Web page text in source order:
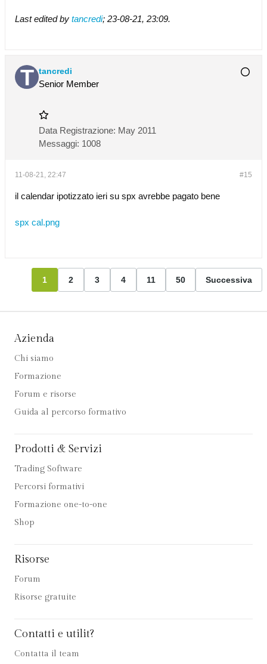
Last edited by tancredi; 23-08-21, 23:09.
tancredi
Senior Member
Data Registrazione: May 2011
Messaggi: 1008
#15
11-08-21, 22:47
il calendar ipotizzato ieri su spx avrebbe pagato bene
spx cal.png
1 2 3 4 11 50 Successiva
Azienda
Chi siamo
Formazione
Forum e risorse
Guida al percorso formativo
Prodotti & Servizi
Trading Software
Percorsi formativi
Formazione one-to-one
Shop
Risorse
Forum
Risorse gratuite
Contatti e utilit?
Contatta il team